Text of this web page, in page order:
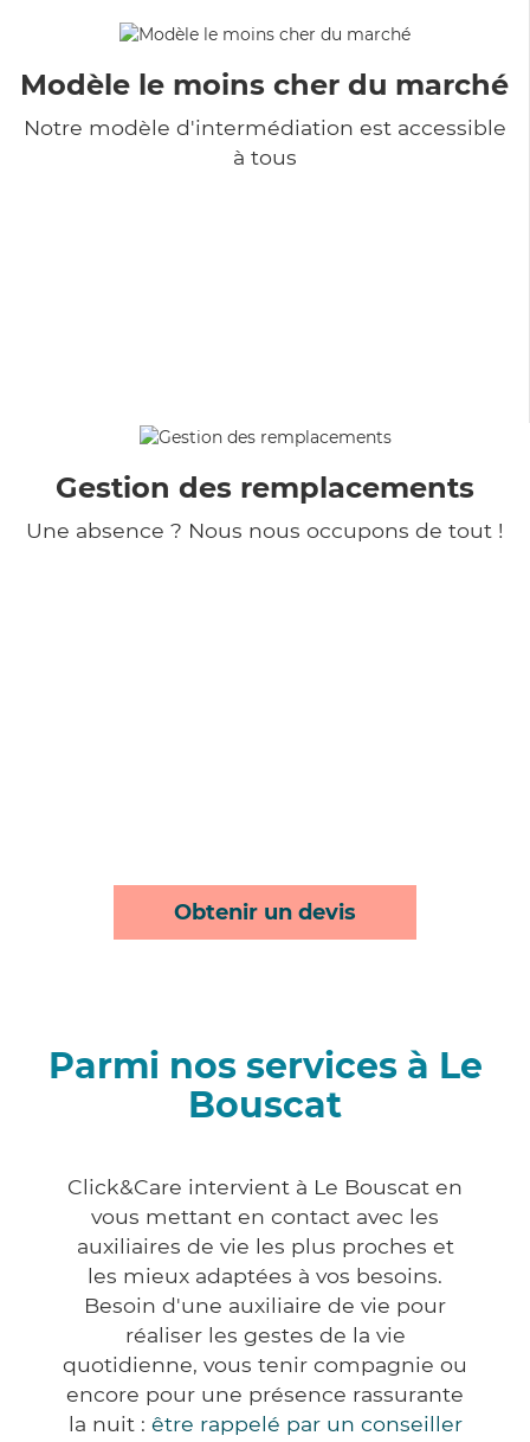
Modèle le moins cher du marché
Notre modèle d'intermédiation est accessible
à tous
Gestion des remplacements
Une absence ? Nous nous occupons de tout !
Obtenir un devis
Parmi nos services à Le
Bouscat
Click&Care intervient à Le Bouscat en
vous mettant en contact avec les
auxiliaires de vie les plus proches et
les mieux adaptées à vos besoins.
Besoin d'une auxiliaire de vie pour
réaliser les gestes de la vie
quotidienne, vous tenir compagnie ou
encore pour une présence rassurante
la nuit : être rappelé par un conseiller